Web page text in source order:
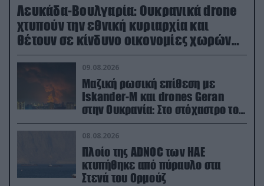
Λευκάδα-Βουλγαρία: Ουκρανικά drone
χτυπούν την εθνική κυριαρχία και
θέτουν σε κίνδυνο οικονομίες χωρών
του ΝΑΤΟ
09.08.2026
Μαζική ρωσική επίθεση με
Iskander-M και drones Geran
στην Ουκρανία: Στο στόχαστρο το
εργοστάσιο των Flamingo
08.08.2026
Πλοίο της ADNOC των ΗΑΕ
κτυπήθηκε από πύραυλο στα
Στενά του Ορμούζ